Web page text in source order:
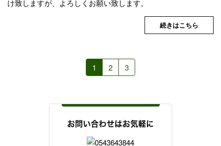
け致しますが、よろしくお願い致します。
続きはこちら
1 2 3
お問い合わせはお気軽に